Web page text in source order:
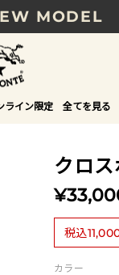
MODEL
円以上
る、新しいギ
LEATHER
ライン限定 全てを見る
クロ
税込
カラー